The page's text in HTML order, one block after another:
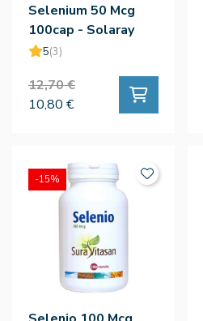
Selenium 50 Mcg
100cap - Solaray
5(3)
12,70 €
10,80 €
-15%